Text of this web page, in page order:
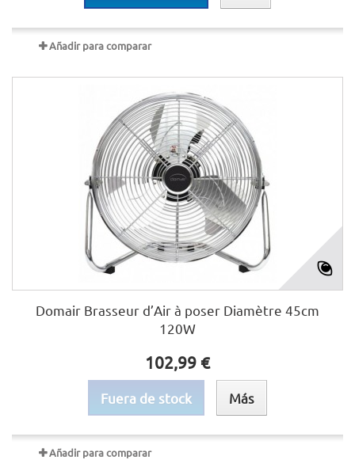
Añadir para comparar
Domair Brasseur d’Air à poser Diamètre 45cm
120W
102,99 €
Fuera de stock Más
Añadir para comparar